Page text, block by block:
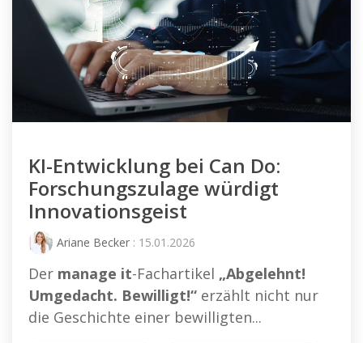
KI-Entwicklung bei Can Do:
Forschungszulage würdigt
Innovationsgeist
Ariane Becker : 15.01.2026
Der manage it-Fachartikel „Abgelehnt!
Umgedacht. Bewilligt!“ erzählt nicht nur
die Geschichte einer bewilligten...